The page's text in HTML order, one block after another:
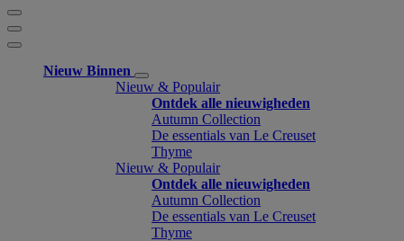
Nieuw Binnen
Nieuw & Populair
Ontdek alle nieuwigheden
Autumn Collection
De essentials van Le Creuset
Thyme
Nieuw & Populair
Ontdek alle nieuwigheden
Autumn Collection
De essentials van Le Creuset
Thyme